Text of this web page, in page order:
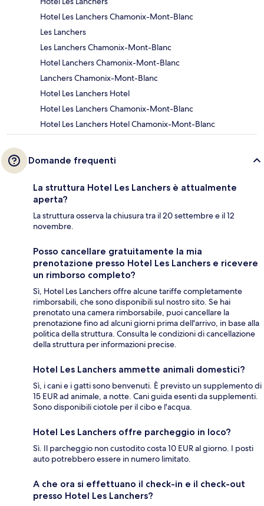
Hotel Les Lanchers Chamonix-Mont-Blanc
Les Lanchers
Les Lanchers Chamonix-Mont-Blanc
Hotel Lanchers Chamonix-Mont-Blanc
Lanchers Chamonix-Mont-Blanc
Hotel Les Lanchers Hotel
Hotel Les Lanchers Chamonix-Mont-Blanc
Hotel Les Lanchers Hotel Chamonix-Mont-Blanc
Domande frequenti
La struttura Hotel Les Lanchers è attualmente
aperta?
La struttura osserva la chiusura tra il 20 settembre e il 12
novembre.
Posso cancellare gratuitamente la mia
prenotazione presso Hotel Les Lanchers e ricevere
un rimborso completo?
Sì, Hotel Les Lanchers offre alcune tariffe completamente
rimborsabili, che sono disponibili sul nostro sito. Se hai
prenotato una camera rimborsabile, puoi cancellare la
prenotazione fino ad alcuni giorni prima dell'arrivo, in base alla
politica della struttura. Consulta le condizioni di cancellazione
della struttura per informazioni precise.
Hotel Les Lanchers ammette animali domestici?
Sì, i cani e i gatti sono benvenuti. È previsto un supplemento di
15 EUR ad animale, a notte. Cani guida esenti da supplementi.
Sono disponibili ciotole per il cibo e l'acqua.
Hotel Les Lanchers offre parcheggio in loco?
Sì. Il parcheggio non custodito costa 10 EUR al giorno. I posti
auto potrebbero essere in numero limitato.
A che ora si effettuano il check-in e il check-out
presso Hotel Les Lanchers?